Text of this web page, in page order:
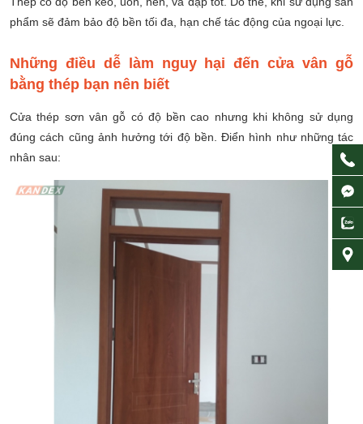
phẩm sẽ đảm bảo độ bền tối đa, hạn chế tác động của ngoại lực.
Những điều dễ làm nguy hại đến cửa vân gỗ
bằng thép bạn nên biết
Cửa thép sơn vân gỗ có độ bền cao nhưng khi không sử dụng
đúng cách cũng ảnh hưởng tới độ bền. Điển hình như những tác
nhân sau: